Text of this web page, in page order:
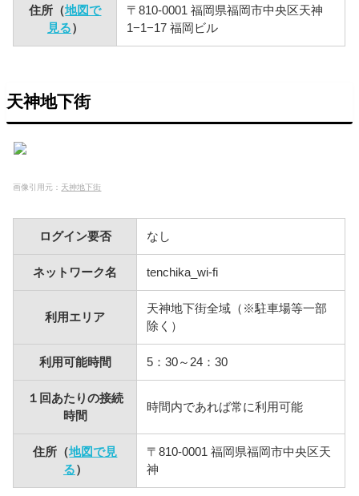
住所（地図で
見る）
〒810-0001 福岡県福岡市中央区天神
1−1−17 福岡ビル
天神地下街
画像引用元： 天神地下街
ログイン要否 なし
ネットワーク名 tenchika_wi-fi
利用エリア
天神地下街全域（※駐車場等一部
除く）
利用可能時間 5：30～24：30
１回あたりの接続
時間
時間内であれば常に利用可能
住所（地図で見
る）
〒810-0001 福岡県福岡市中央区天
神